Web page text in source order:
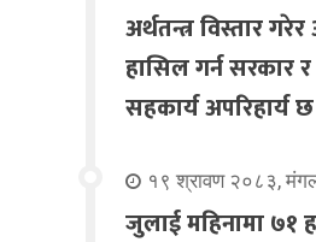
अर्थतन्त्र विस्तार
हासिल गर्न सरकार
सहकार्य अपरिहार्य छ
१९ श्रावण २०८३,
जुलाई महिनामा ७१